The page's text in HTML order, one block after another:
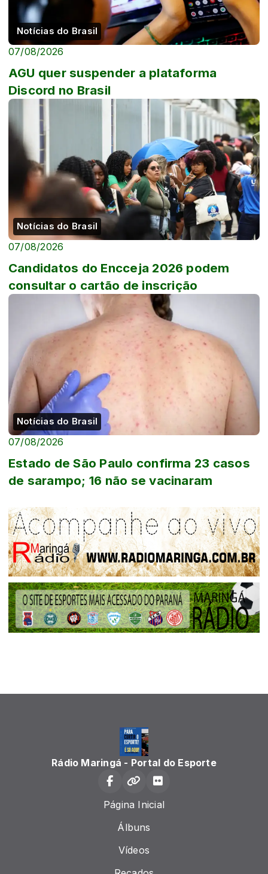
Notícias do Brasil
07/08/2026
AGU quer suspender a plataforma
Discord no Brasil
Notícias do Brasil
07/08/2026
Candidatos do Encceja 2026 podem
consultar o cartão de inscrição
Notícias do Brasil
07/08/2026
Estado de São Paulo confirma 23 casos
de sarampo; 16 não se vacinaram
Rádio Maringá - Portal do Esporte
Página Inicial
Álbuns
Vídeos